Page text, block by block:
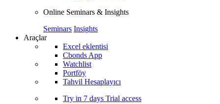
Online Seminars & Insights
Seminars Insights
Araçlar
Excel eklentisi
Cbonds App
Watchlist
Portföy
Tahvil Hesaplayıcı
Try in 7 days Trial access